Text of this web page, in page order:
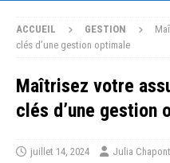
ACCUEIL GESTION
clés d’une gestion optimale
Maîtrisez votre
clés d’une gestion
juillet 14, 2024 Julia Chapont